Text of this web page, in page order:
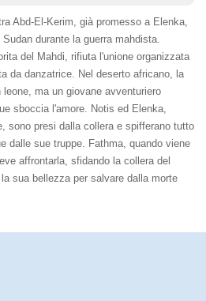
Abd-El-Kerim, già promesso a Elenka,
durante la guerra mahdista.
del Mahdi, rifiuta l'unione organizzata
da danzatrice. Nel deserto africano, la
ma un giovane avventuriero
sboccia l'amore. Notis ed Elenka,
sono presi dalla collera e spifferano tutto
dalle sue truppe. Fathma, quando viene
affrontarla, sfidando la collera del
sua bellezza per salvare dalla morte